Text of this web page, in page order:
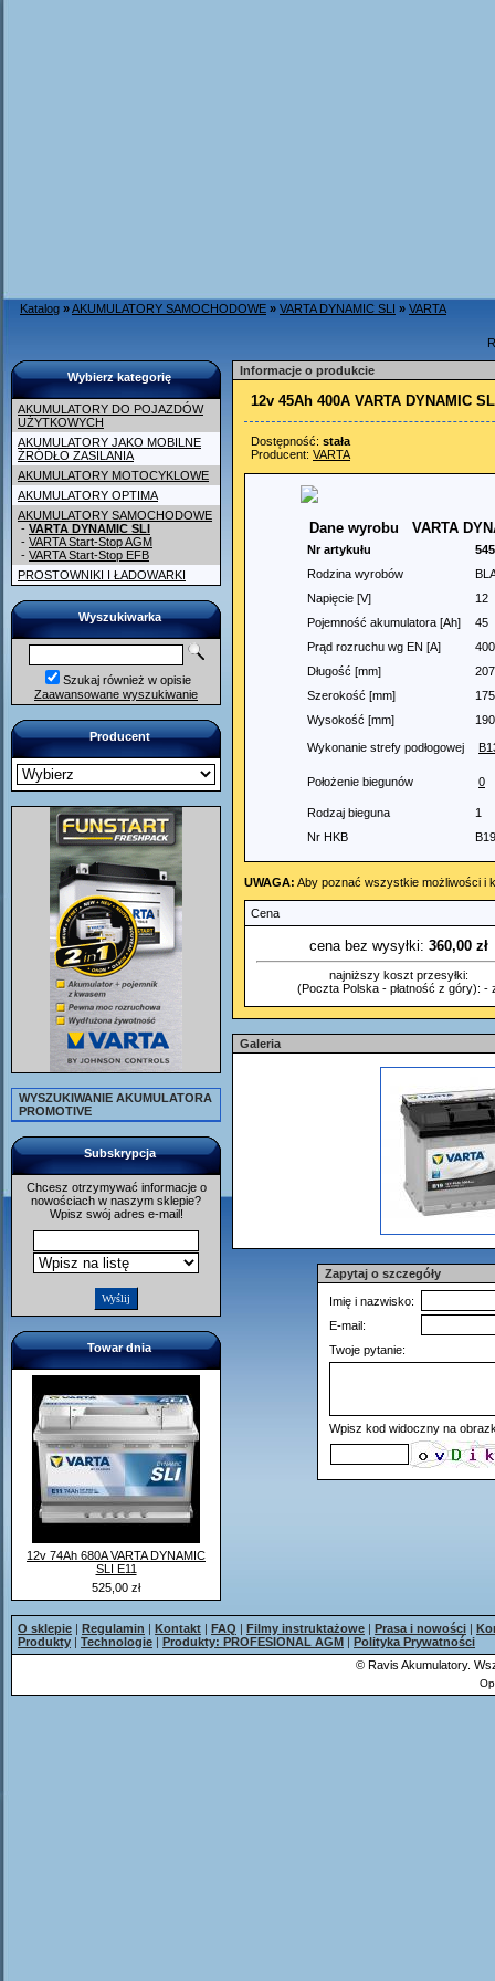
Katalog »AKUMULATORY SAMOCHODOWE » VARTA DYNAMIC SLI » VARTA
Wybierz kategorię
AKUMULATORY DO POJAZDÓW
UŻYTKOWYCH
AKUMULATORY JAKO MOBILNE
ŹRÓDŁO ZASILANIA
AKUMULATORY MOTOCYKLOWE
AKUMULATORY OPTIMA
AKUMULATORY SAMOCHODOWE
- VARTA DYNAMIC SLI
- VARTA Start-Stop AGM
- VARTA Start-Stop EFB
PROSTOWNIKI I ŁADOWARKI
Wyszukiwarka
Szukaj również w opisie
Zaawansowane wyszukiwanie
Producent
WYSZUKIWANIE AKUMULATORA
PROMOTIVE
Subskrypcja
Chcesz otrzymywać informacje o
nowościach w naszym sklepie?
Wpisz swój adres e-mail!
Towar dnia
12v 74Ah 680A VARTA DYNAMIC
SLI E11
525,00 zł
Informacje o produkcie
12v 45Ah 400A VARTA DYNAMIC
Dostępność: stała
Producent: VARTA
Dane wyrobu VARTA
Nr artykułu
Rodzina wyrobów
Napięcie [V]
12
Pojemność akumulatora [Ah]
45
Prąd rozruchu wg EN [A]
400
Długość [mm]
207
Szerokość [mm]
175
Wysokość [mm]
190
Wykonanie strefy podłogowej
Położenie biegunów 0
Rodzaj bieguna
1
Nr HKB
B19
UWAGA: Aby poznać wszystkie możliwości i
Cena
cena bez wysyłki: 360,00 zł
najniższy koszt przesyłki:
(Poczta Polska - płatność z góry): -
Galeria
Zapytaj o szczegóły
Imię i nazwisko:
E-mail:
Twoje pytanie:
Wpisz kod widoczny na
O sklepie | Regulamin | Kontakt | FAQ | Filmy instruktażowe | Prasa i nowości |
Produkty | Technologie | Produkty: PROFESIONAL AGM | Polityka Prywatności
© Ravis Akumulatory.